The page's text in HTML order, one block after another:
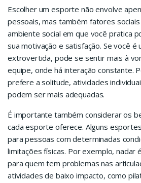
Escolher um esporte não envolve
pessoais, mas também fatores
ambiente social em que você pratica
sua motivação e satisfação. Se você é
extrovertida, pode se sentir mais à
equipe, onde há interação constante.
prefere a solitude, atividades
podem ser mais adequadas.
É importante também considerar os
cada esporte oferece. Alguns
para pessoas com determinadas
limitações físicas. Por exemplo, nadar
para quem tem problemas nas
atividades de baixo impacto, como